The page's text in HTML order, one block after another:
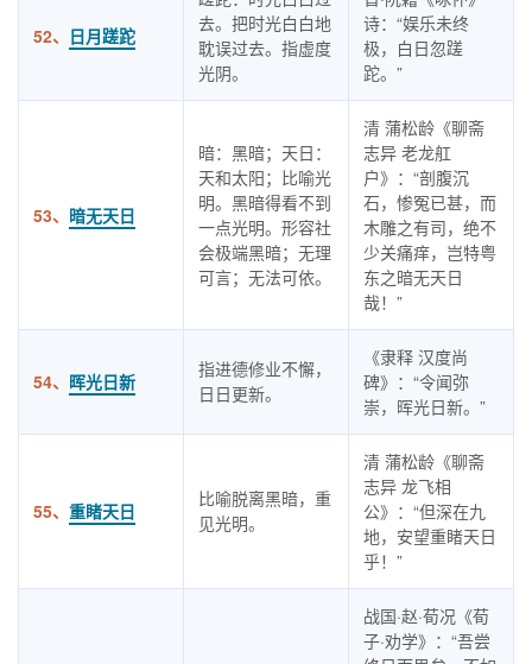
52、 日月蹉跎
去。把时光白白地
耽误过去。指虚度
光阴。
诗：“娱乐未终
极，白日忽蹉
跎。”
53、 暗无天日
暗：黑暗；天日：
天和太阳；比喻光
明。黑暗得看不到
一点光明。形容社
会极端黑暗；无理
可言；无法可依。
清 蒲松龄《聊斋
志异 老龙舡
户》：“剖腹沉
石，惨冤已甚，而
木雕之有司，绝不
少关痛痒，岂特粤
东之暗无天日
哉！”
54、 晖光日新
指进德修业不懈，
日日更新。
《隶释 汉度尚
碑》：“令闻弥
崇，晖光日新。”
55、 重睹天日
比喻脱离黑暗，重
见光明。
清 蒲松龄《聊斋
志异 龙飞相
公》：“但深在九
地，安望重睹天日
乎！”
战国·赵·荀况《荀
子·劝学》：“吾尝